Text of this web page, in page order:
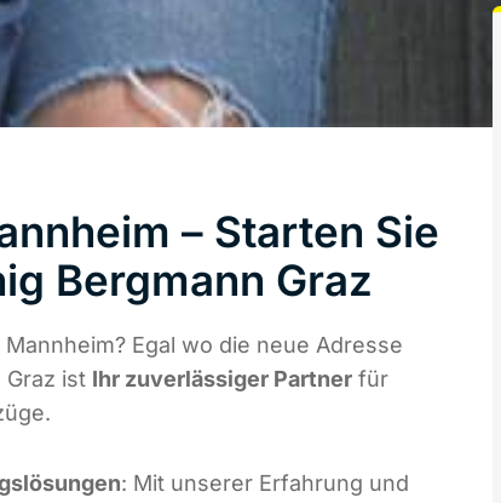
– Starten Sie
Bergmann Graz
Egal wo die neue Adresse
Graz ist Ihr zuverlässiger Partner für
: Mit unserer Erfahrung und